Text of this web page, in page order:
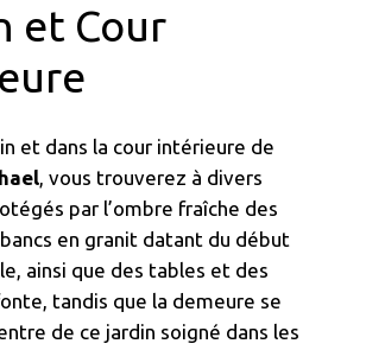
et Cour
et dans la cour intérieure de
, vous trouverez à divers
par l’ombre fraîche des
en granit datant du début
ainsi que des tables et des
tandis que la demeure se
de ce jardin soigné dans les